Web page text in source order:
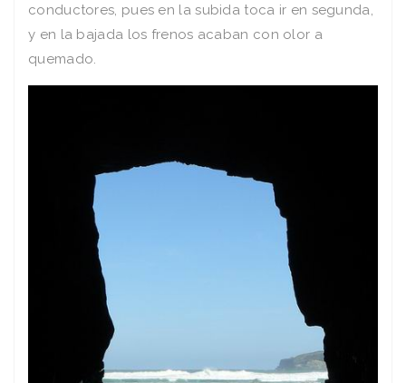
conductores, pues en la subida toca ir en segunda,
y en la bajada los frenos acaban con olor a
quemado.